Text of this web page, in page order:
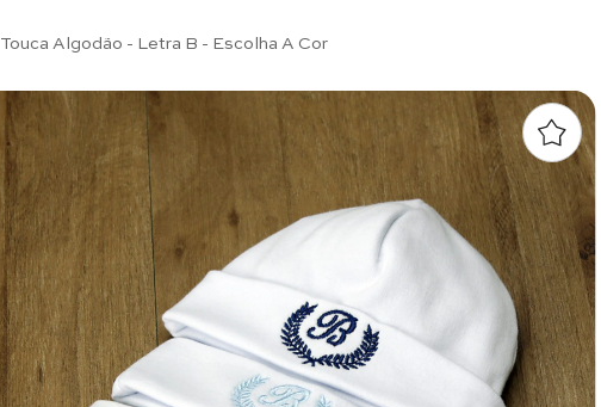
Touca Algodão - Letra B - Escolha A Cor